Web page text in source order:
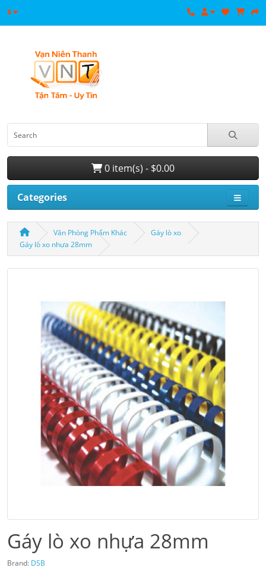
$
0 item(s) - $0.00
Categories
Văn Phòng Phẩm Khác
Gáy lò xo
Gáy lò xo nhựa 28mm
Gáy lò xo nhựa 28mm
Brand: DSB